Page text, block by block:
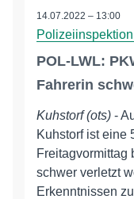
14.07.2022 – 13:00
POL-LWL:
Fahrerin
Kuhstorf (ots) -
Kuhstorf ist eine
Freitagvormittag
schwer verletzt
Erkenntnissen